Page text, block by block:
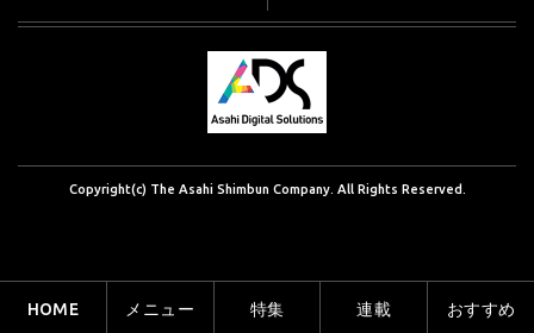
Copyright(c) The Asahi Shimbun Company. All Rights Reserved.
HOME メニュー 特集 連載 おすすめ